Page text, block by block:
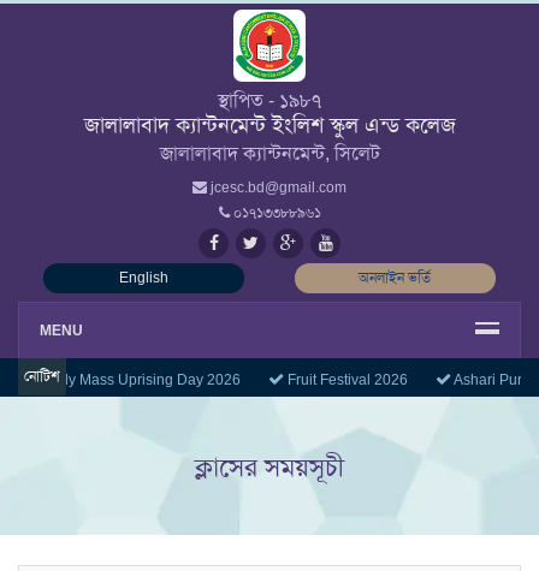
স্থাপিত - ১৯৮৭
জালালাবাদ ক্যান্টনমেন্ট ইংলিশ স্কুল এন্ড কলেজ
জালালাবাদ ক্যান্টনমেন্ট, সিলেট
jcesc.bd@gmail.com
০১৭১৩৩৮৮৯৬১
English অনলাইন ভর্তি
MENU
নোটিশJuly Mass Uprising Day 2026 Fruit Festival 2026 Ashari
ক্লাসের সময়সূচী